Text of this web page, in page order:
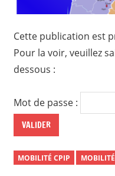
Cette publication est
Pour la voir, veuillez
dessous :
Mot de passe :
MOBILITÉ CPIP